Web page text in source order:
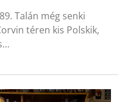
Talán még senki
téren kis Polskik,